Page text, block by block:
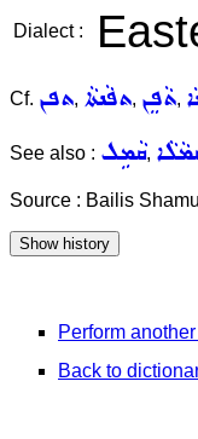
Dialect :
Cf. ܬܦܢ, ܬܦܵܢܬܵܐ, ܬܵܦܸܢ,
See also : ܩܵܡܹܠ,
Source : Bailis
Perform
Back to